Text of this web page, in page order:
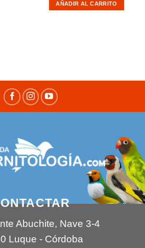
AÑADIR AL CARRITO
Abuchite, Nave 3-4
Luque - Córdoba